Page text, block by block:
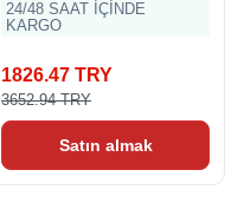
24/48 SAAT İÇİNDE
KARGO
1826.47 TRY
3652.94 TRY
Satın almak